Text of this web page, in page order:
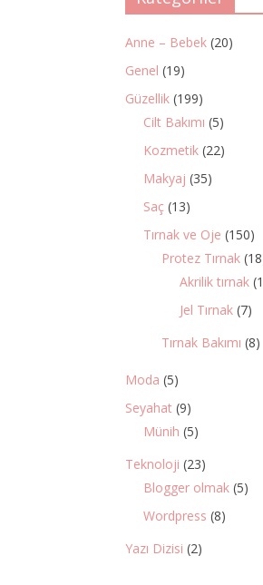
Anne – Bebek (20)
Genel (19)
Güzellik (199)
Cilt Bakımı (5)
Kozmetik (22)
Makyaj (35)
Saç (13)
Tırnak ve Oje (150)
Protez Tırnak
Akrilik tırnak
Jel Tırnak (7)
Tırnak Bakımı (8)
Moda (5)
Seyahat (9)
Münih (5)
Teknoloji (23)
Blogger olmak (5)
Wordpress (8)
Yazı Dizisi (2)